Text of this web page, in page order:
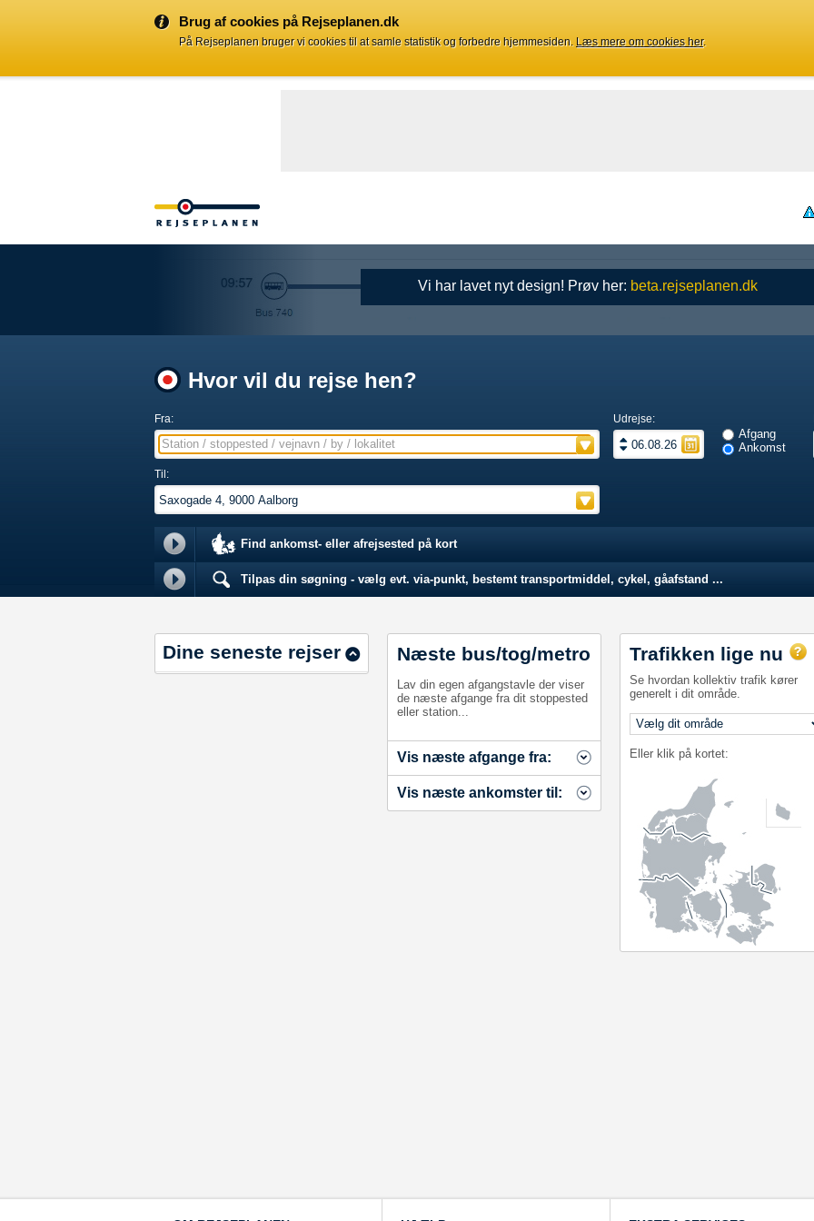
Brug af cookies på Rejseplanen.dk
På Rejseplanen bruger vi cookies til at samle statistik og forbedre hjemmesiden. Læs mere om cookies her.
Vi har lavet nyt design! Prøv her: beta.rejseplanen.dk
Hvor vil du rejse hen?
Fra:
Station / stoppested / vejnavn / by / lokalitet
Udrejse:
Afgang
Ankomst
Til:
Find ankomst- eller afrejsested på kort
Tilpas din søgning - vælg evt. via-punkt, bestemt transportmiddel, cykel, gåafstand ...
Dine seneste rejser Næste bus/tog/metro
Lav din egen afgangstavle der viser
de næste afgange fra dit stoppested
eller station...
Vis næste afgange fra:
Vis næste ankomster til:
Trafikken lige nu
Se hvordan kollektiv trafik kører
generelt i dit område.
Eller klik på kortet: